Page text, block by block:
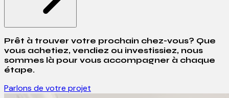
Prêt à trouver votre prochain chez-vous? Que
vous achetiez, vendiez ou investissiez, nous
sommes là pour vous accompagner à chaque
étape.
Parlons de votre projet